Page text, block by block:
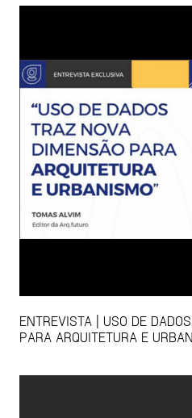
ENTREVISTA | USO DE
PARA ARQUITETURA E